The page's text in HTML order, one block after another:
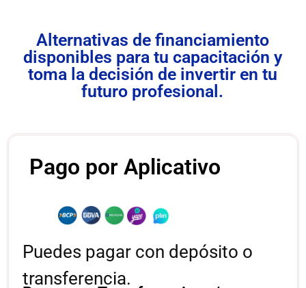
Alternativas de financiamiento
disponibles para tu capacitación y
toma la decisión de invertir en tu
futuro profesional.
Pago por Aplicativo
Puedes pagar con depósito o
transferencia.